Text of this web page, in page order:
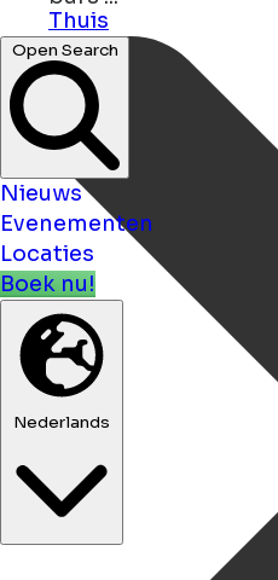
Open Search
Nieuws
Evenementen
Locaties
Boek nu!
Nederlands
Thuis